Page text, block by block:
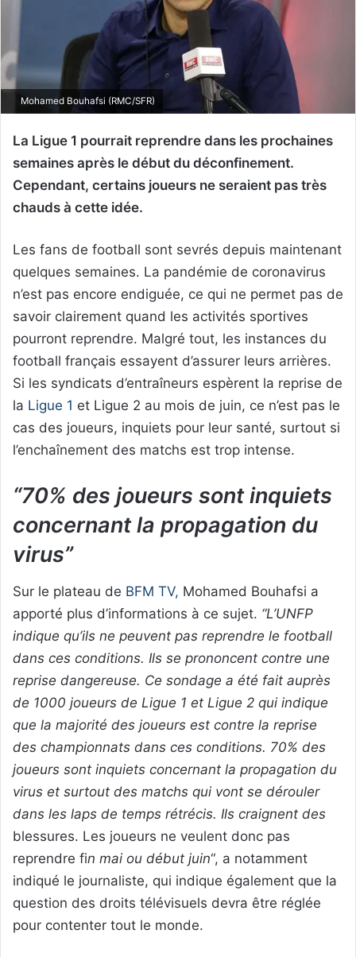
Mohamed Bouhafsi (RMC/SFR)
La Ligue 1 pourrait reprendre dans les prochaines
semaines après le début du déconfinement.
Cependant, certains joueurs ne seraient pas très
chauds à cette idée.
Les fans de football sont sevrés depuis maintenant
quelques semaines. La pandémie de coronavirus
n’est pas encore endiguée, ce qui ne permet pas de
savoir clairement quand les activités sportives
pourront reprendre. Malgré tout, les instances du
football français essayent d’assurer leurs arrières.
Si les syndicats d’entraîneurs espèrent la reprise de
la Ligue 1 et Ligue 2 au mois de juin, ce n’est pas le
cas des joueurs, inquiets pour leur santé, surtout si
l’enchaînement des matchs est trop intense.
“70% des joueurs sont inquiets
concernant la propagation du
virus”
Sur le plateau de BFM TV, Mohamed Bouhafsi a
apporté plus d’informations à ce sujet. “L’UNFP
indique qu’ils ne peuvent pas reprendre le football
dans ces conditions. Ils se prononcent contre une
reprise dangereuse. Ce sondage a été fait auprès
de 1000 joueurs de Ligue 1 et Ligue 2 qui indique
que la majorité des joueurs est contre la reprise
des championnats dans ces conditions. 70% des
joueurs sont inquiets concernant la propagation du
virus et surtout des matchs qui vont se dérouler
dans les laps de temps rétrécis. Ils craignent des
blessures. Les joueurs ne veulent donc pas
reprendre fin mai ou début juin“, a notamment
indiqué le journaliste, qui indique également que la
question des droits télévisuels devra être réglée
pour contenter tout le monde.